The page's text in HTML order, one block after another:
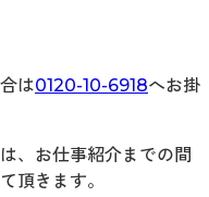
は0120-10-6918へお掛
、お仕事紹介までの間
頂きます。